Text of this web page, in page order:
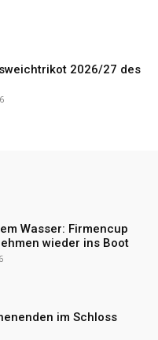
2026/27 des
Wasser: Firmencup
wieder ins Boot
im Schloss